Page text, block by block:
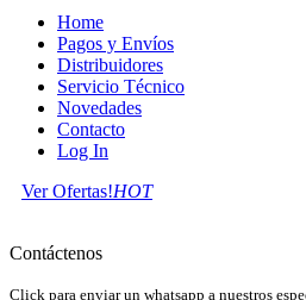
Home
Pagos y Envíos
Distribuidores
Servicio Técnico
Novedades
Contacto
Log In
Ver Ofertas!HOT
Contáctenos
Click para enviar un whatsapp a nuestros